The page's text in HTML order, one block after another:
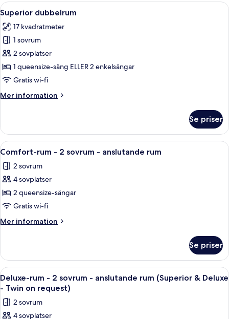
Öppna
alla
foton
för
Superior
dubbelrum
Ett hotellrum med två sängar, ett
4
Superior dubbelrum
17 kvadratmeter
1 sovrum
2 sovplatser
1 queensize-säng ELLER 2 enkelsängar
Gratis wi-fi
Mer information
Mer
dubbelrum
Se priser
Öppna
alla
foton
för
Comfort-
rum
-
2
-
anslutande
rum
Ett hotellrum med en säng, ett
6
Comfort-rum - 2 sovrum - anslutande rum
2 sovrum
4 sovplatser
2 queensize-sängar
Gratis wi-fi
Mer information
Mer
rum
2
sovrum
anslutande
rum
Se priser
Öppna
alla
foton
för
Ett hotellrum med två sängar, ett
5
Deluxe-rum - 2 sovrum - anslutande rum (Superior & Deluxe
- Twin on request)
2 sovrum
4 sovplatser